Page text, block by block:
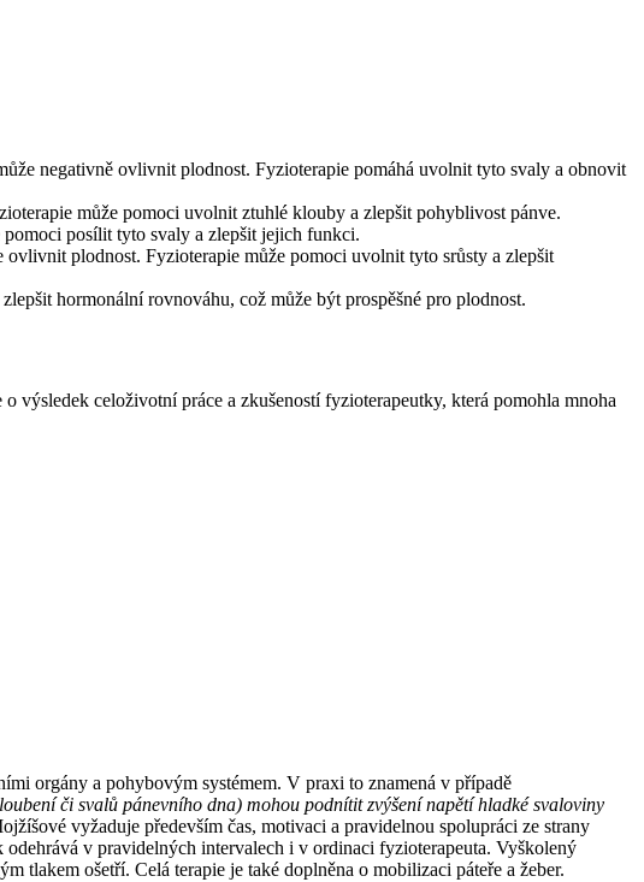
negativně ovlivnit plodnost. Fyzioterapie pomáhá uvolnit tyto svaly a obnovit
může pomoci uvolnit ztuhlé klouby a zlepšit pohyblivost pánve.
posílit tyto svaly a zlepšit jejich funkci.
plodnost. Fyzioterapie může pomoci uvolnit tyto srůsty a zlepšit
hormonální rovnováhu, což může být prospěšné pro plodnost.
o výsledek celoživotní práce a zkušeností fyzioterapeutky, která pomohla mnoha
orgány a pohybovým systémem. V praxi to znamená v případě
či svalů pánevního dna) mohou podnítit zvýšení napětí hladkésvaloviny
vyžaduje především čas, motivaci a pravidelnou spolupráci ze strany
v pravidelných intervalech i v ordinaci fyzioterapeuta. Vyškolený
tlakem ošetří. Celá terapie je také doplněna o mobilizaci páteře a žeber.